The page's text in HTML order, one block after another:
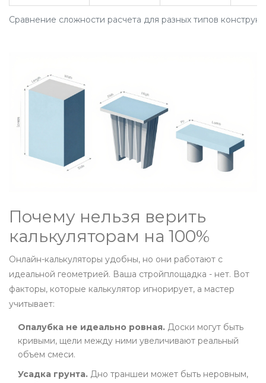
Сравнение сложности расчета для разных типов
Почему нельзя верить
калькуляторам на 100%
Онлайн-калькуляторы удобны, но они работают с
идеальной геометрией. Ваша стройплощадка - нет. Вот
факторы, которые калькулятор игнорирует, а мастер
учитывает:
Опалубка не идеально ровная. Доски могут быть
кривыми, щели между ними увеличивают реальный
объем смеси.
Усадка грунта. Дно траншеи может быть неровным,